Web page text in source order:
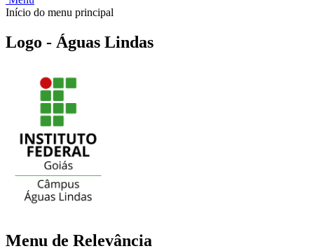
Início do menu principal
Logo - Águas Lindas
Menu de Relevância